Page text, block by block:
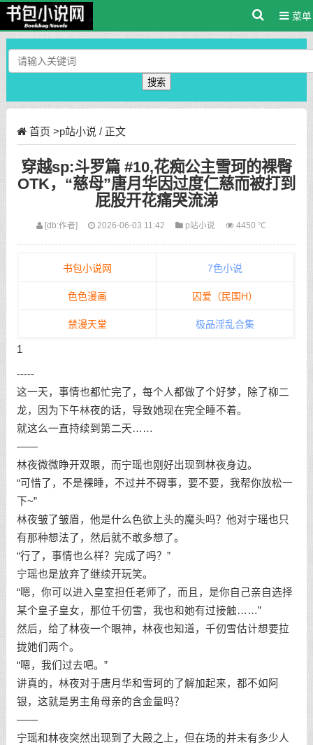
菜单
搜索
首页 >p站小说 / 正文
穿越sp:斗罗篇 #10,花痴公主雪珂的裸臀
OTK，“慈母”唐月华因过度仁慈而被打到
屁股开花痛哭流涕
[db:作者] 2026-06-03 11:42 p站小说 4450 ℃
书包小说网 7色小说
色色漫画 囚爱（民国H）
禁漫天堂 极品淫乱合集
1
-----
这一天，事情也都忙完了，每个人都做了个好梦，除了柳二
龙，因为下午林夜的话，导致她现在完全睡不着。
就这么一直持续到第二天……
——
林夜微微睁开双眼，而宁瑶也刚好出现到林夜身边。
“可惜了，不是裸睡，不过并不碍事，要不要，我帮你放松一
下~”
林夜皱了皱眉，他是什么色欲上头的魔头吗？他对宁瑶也只
有那种想法了，然后就不敢多想了。
“行了，事情也么样？完成了吗？”
宁瑶也是放弃了继续开玩笑。
“嗯，你可以进入皇室担任老师了，而且，是你自己亲自选择
某个皇子皇女，那位千仞雪，我也和她有过接触……”
然后，给了林夜一个眼神，林夜也知道，千仞雪估计想要拉
拢她们两个。
“嗯，我们过去吧。”
讲真的，林夜对于唐月华和雪珂的了解加起来，都不如阿
银，这就是男主角母亲的含金量吗？
——
宁瑶和林夜突然出现到了大殿之上，但在场的并未有多少人